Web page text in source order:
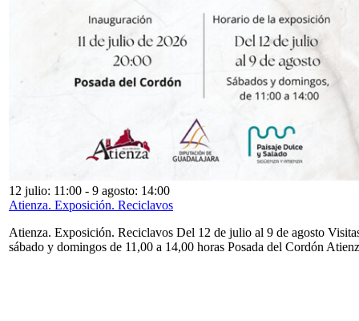
12 julio: 11:00 - 9 agosto: 14:00
Atienza. Exposición. Reciclavos
Atienza. Exposición. Reciclavos Del 12 de julio al 9 de agosto
sábado y domingos de 11,00 a 14,00 horas Posada del Cordón